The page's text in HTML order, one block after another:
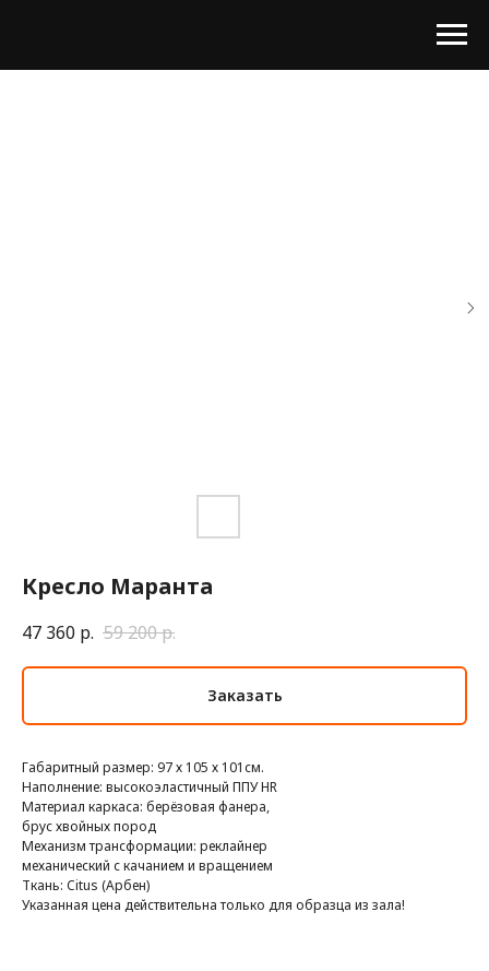
Кресло Маранта
47 360 р. 59 200р.
Заказать
Габаритный размер: 97 х 105 х 101см.
Наполнение: высокоэластичный ППУ HR
Материал каркаса: берёзовая фанера,
брус хвойных пород
Механизм трансформации: реклайнер
механический с качанием и вращением
Ткань: Citus (Арбен)
Указанная цена действительна только для образца из зала!